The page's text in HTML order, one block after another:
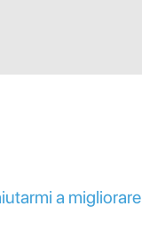
a migliorare